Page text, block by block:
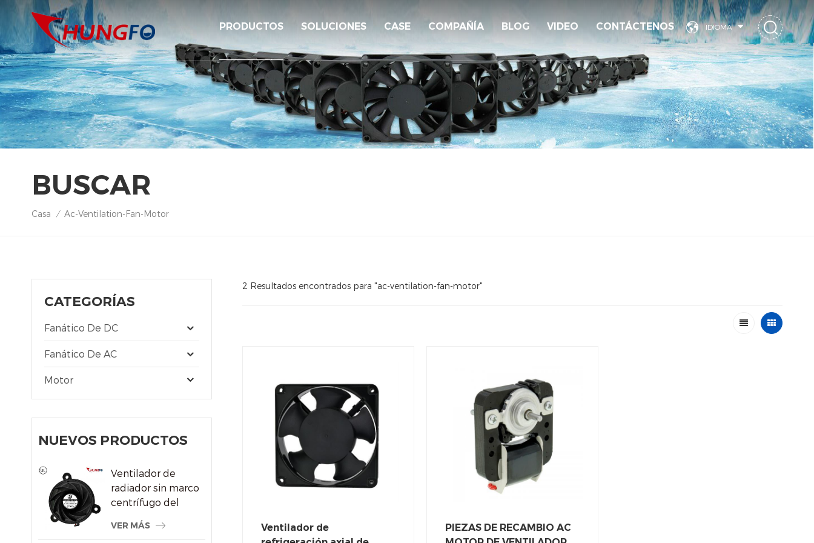
IDIOMA
PRODUCTOS SOLUCIONES CASE COMPAÑÍA BLOG VIDEO CONTÁCTENOS
BUSCAR
Casa / Ac-Ventilation-Fan-Motor
CATEGORÍAS
Fanático De DC
Fanático De AC
Motor
NUEVOS PRODUCTOS
Ventilador de
radiador sin marco
centrífugo del
refrigeración por
VER MÁS
2 Resultados encontrados para "ac-ventilation-fan-motor"
Ventilador de
PIEZAS DE RECAMBIO AC